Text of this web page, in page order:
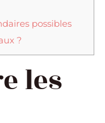
possibles
?
les